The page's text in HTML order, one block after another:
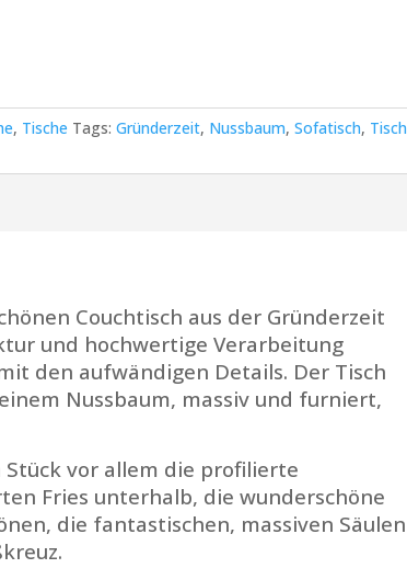
, Tische Tags:Gründerzeit, Nussbaum,Sofatisch, Tisch
Couchtisch aus der Gründerzeit
und hochwertige Verarbeitung
den aufwändigen Details. Der Tisch
Nussbaum, massiv und furniert,
vor allem die profilierte
Fries unterhalb, die wunderschöne
die fantastischen, massiven Säulen